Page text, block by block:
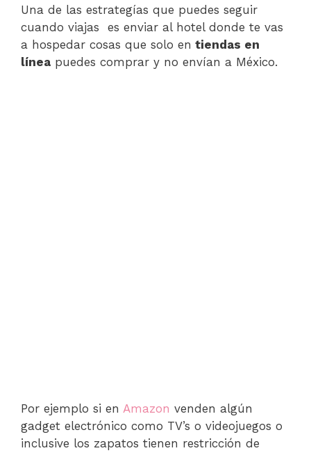
Una de las estrategías que puedes seguir
cuando viajas es enviar al hotel donde te vas
a hospedar cosas que solo en tiendas en
línea puedes comprar y no envían a México.
Por ejemplo si en Amazon venden algún
gadget electrónico como TV’s o videojuegos o
inclusive los zapatos tienen restricción de